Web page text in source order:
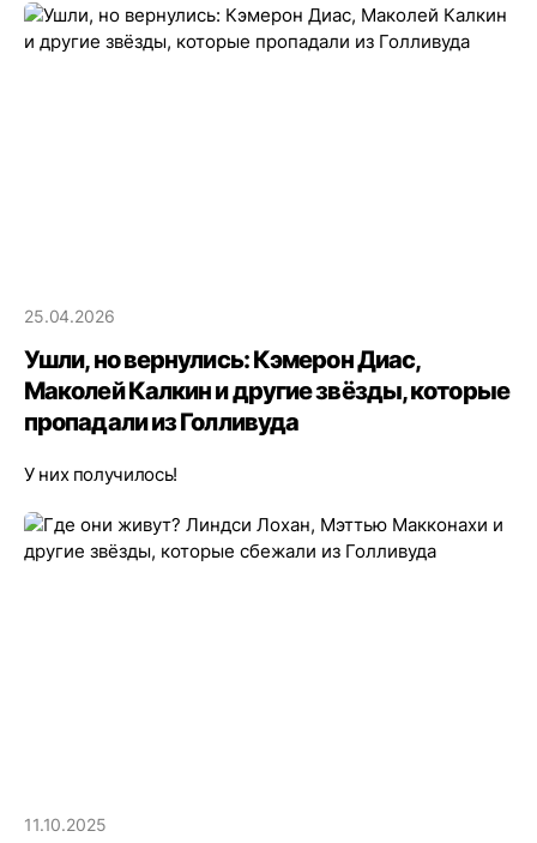
25.04.2026
Ушли, но вернулись: Кэмерон Диас,
Маколей Калкин и другие звёзды, которые
пропадали из Голливуда
У них получилось!
11.10.2025